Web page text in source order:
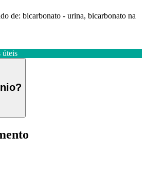
de: bicarbonato - urina, bicarbonato na
úteis